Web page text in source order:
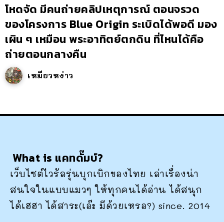
โหดจัด มีคนถ่ายคลิปเหตุการณ์ ตอนจรวด
ของโครงการ Blue Origin ระเบิดได้พอดี มอง
เผิน ๆ เหมือน พระอาทิตย์ตกดิน ที่ไหนได้คือ
ถ่ายตอนกลางคืน
เหมียวหง่าว
What is แคทดั๊มบ์?
เว็บไซต์ไวรัลรุ่นบุกเบิกของไทย เล่าเรื่องน่า
สนใจในแบบแมวๆ ให้ทุกคนได้อ่าน ได้สนุก
ได้เฮฮา ได้สาระ(เอ๊ะ มีด้วยเหรอ?) since. 2014